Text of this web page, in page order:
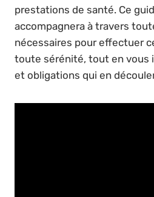
prestations de santé. Ce
accompagnera à travers
nécessaires pour effectuer
toute sérénité, tout en vous
et obligations qui en